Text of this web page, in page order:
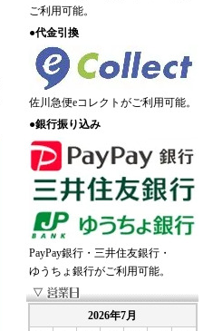
ご利用可能。
●代金引換
佐川急便eコレクトがご利用可能。
●銀行振り込み
PayPay銀行・三井住友銀行・
ゆうちょ銀行がご利用可能。
2026年7月